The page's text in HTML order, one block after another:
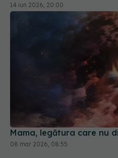
14 iun 2026, 20:00
Mama, legătura care nu
08 mar 2026, 08:55